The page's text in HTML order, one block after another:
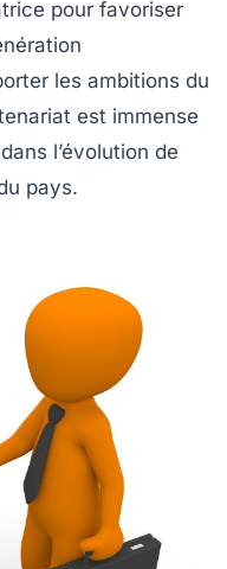
pour favoriser
les ambitions du
est immense
l’évolution de
pays.